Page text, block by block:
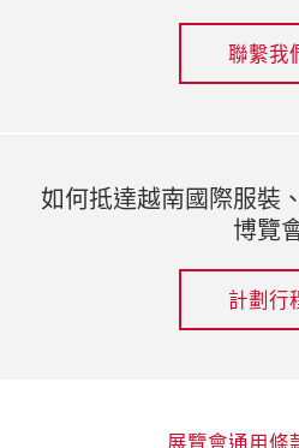
聯繫我
如何抵達越南國際服裝
博覽
計劃行